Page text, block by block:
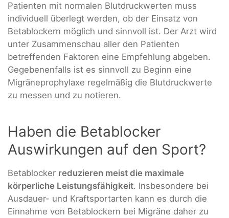
Patienten mit normalen Blutdruckwerten muss
individuell überlegt werden, ob der Einsatz von
Betablockern möglich und sinnvoll ist. Der Arzt wird
unter Zusammenschau aller den Patienten
betreffenden Faktoren eine Empfehlung abgeben.
Gegebenenfalls ist es sinnvoll zu Beginn eine
Migräneprophylaxe regelmäßig die Blutdruckwerte
zu messen und zu notieren.
Haben die Betablocker
Auswirkungen auf den Sport?
Betablocker reduzieren meist die maximale
körperliche Leistungsfähigkeit. Insbesondere bei
Ausdauer- und Kraftsportarten kann es durch die
Einnahme von Betablockern bei Migräne daher zu